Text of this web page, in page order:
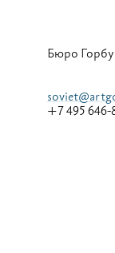
Бюро
+7 495 646-